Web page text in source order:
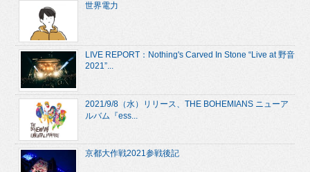
世界電力
LIVE REPORT：Nothing's Carved In Stone “Live at 野音
2021”...
2021/9/8（水）リリース、THE BOHEMIANS ニューア
ルバム『ess...
京都大作戦2021参戦後記